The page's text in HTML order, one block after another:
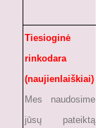
Tiesioginė
rinkodara
(naujienlaiškiai)
Mes naudosime
jūsų pateiktą